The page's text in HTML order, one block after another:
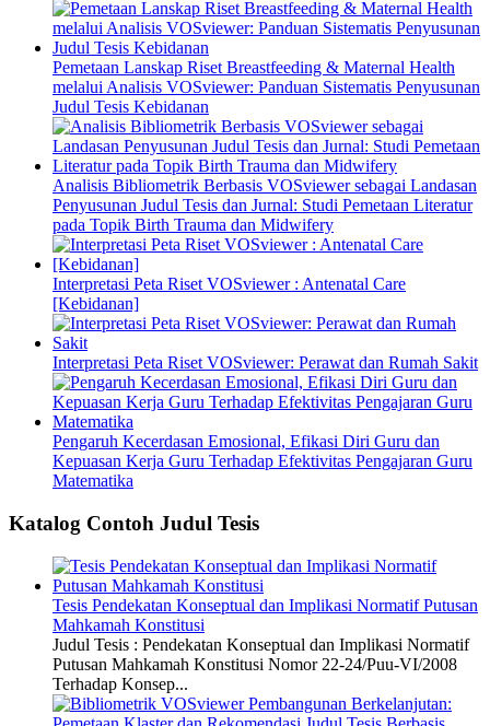
Pemetaan Lanskap Riset Breastfeeding & Maternal Health
melalui Analisis VOSviewer: Panduan Sistematis Penyusunan
Judul Tesis Kebidanan
Analisis Bibliometrik Berbasis VOSviewer sebagai Landasan
Penyusunan Judul Tesis dan Jurnal: Studi Pemetaan Literatur
pada Topik Birth Trauma dan Midwifery
Interpretasi Peta Riset VOSviewer : Antenatal Care
[Kebidanan]
Interpretasi Peta Riset VOSviewer: Perawat dan Rumah Sakit
Pengaruh Kecerdasan Emosional, Efikasi Diri Guru dan
Kepuasan Kerja Guru Terhadap Efektivitas Pengajaran Guru
Matematika
Katalog Contoh Judul Tesis
Tesis Pendekatan Konseptual dan Implikasi Normatif Putusan
Mahkamah Konstitusi
Judul Tesis : Pendekatan Konseptual dan Implikasi Normatif
Putusan Mahkamah Konstitusi Nomor 22-24/Puu-VI/2008
Terhadap Konsep...